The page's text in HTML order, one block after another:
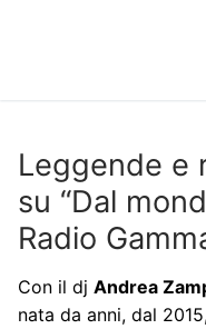
Leggende e
su “Dal
Radio
Con il dj Andrea
nata da anni, dal